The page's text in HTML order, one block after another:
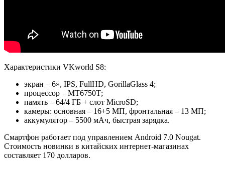
Характеристики VKworld S8:
экран – 6», IPS, FullHD, GorillaGlass 4;
процессор – МТ6750Т;
память – 64/4 ГБ + слот MicroSD;
камеры: основная – 16+5 МП, фронтальная – 13 МП;
аккумулятор – 5500 мАч, быстрая зарядка.
Смартфон работает под управлением Android 7.0 Nougat.
Стоимость новинки в китайских интернет-магазинах
составляет 170 долларов.